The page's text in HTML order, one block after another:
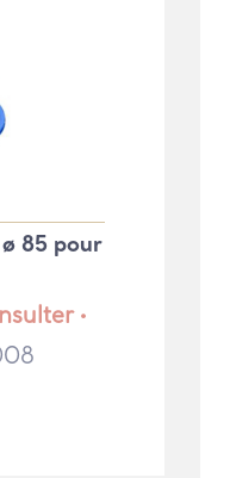
85 pour
•